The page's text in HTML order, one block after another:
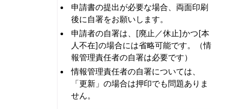
申請書の提出が必要な場合、両面印刷
後に自署をお願いします。
申請者の自署は、[廃止／休止]かつ[本
人不在]の場合には省略可能です。（情
報管理責任者の自署は必要です）
情報管理責任者の自署については、
「更新」の場合は押印でも問題ありま
せん。